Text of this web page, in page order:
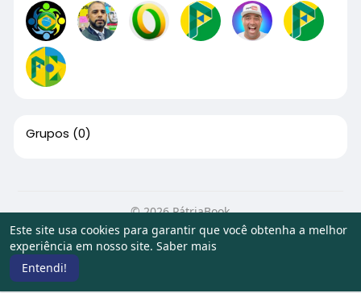
Este site usa cookies para garantir que você obtenha a melhor
experiência em nosso site. Saber mais
Entendi!
Grupos (0)
© 2026 PátriaBook
Início
Sobre Contato Privacidade
Termos de Uso
Artigos